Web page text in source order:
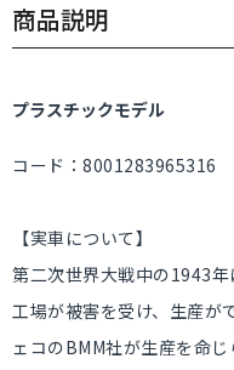
商品説明
プラスチックモデル
コード：8001283965316
【実車について】
第二次世界大戦中の1943
工場が被害を受け、生産が
ェコのBMM社が生産を命じ